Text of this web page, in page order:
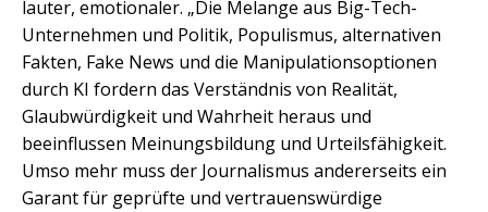
lauter, emotionaler. „Die Melange aus Big-Tech-
Unternehmen und Politik, Populismus, alternativen
Fakten, Fake News und die Manipulationsoptionen
durch KI fordern das Verständnis von Realität,
Glaubwürdigkeit und Wahrheit heraus und
beeinflussen Meinungsbildung und Urteilsfähigkeit.
Umso mehr muss der Journalismus andererseits ein
Garant für geprüfte und vertrauenswürdige